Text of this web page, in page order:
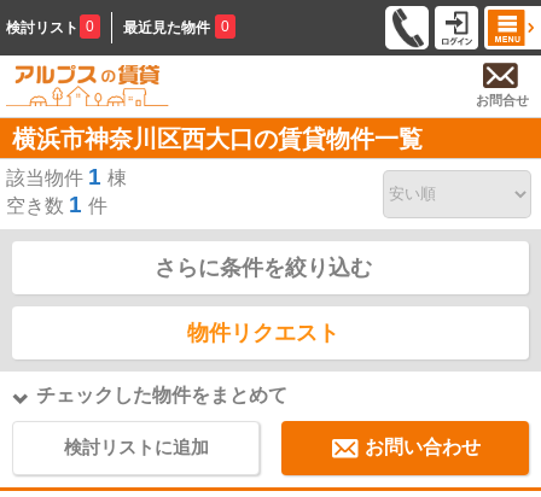
検討リスト 0 最近見た物件 0
お問合せ
横浜市神奈川区西大口の賃貸物件一覧
該当物件 1 棟
空き数 1 件
さらに条件を絞り込む
物件リクエスト
チェックした物件をまとめて
検討リストに追加 お問い合わせ